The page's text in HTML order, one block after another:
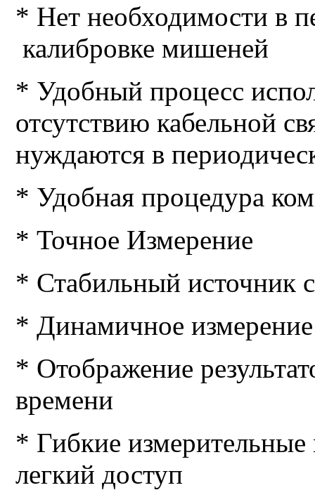
* Нет необходимости в
калибровке мишеней
* Удобный процесс
отсутствию кабельной
нуждаются в
* Удобная процедура
* Точное Измерение
* Стабильный источник
* Динамичное
* Отображение
времени
* Гибкие
легкий доступ